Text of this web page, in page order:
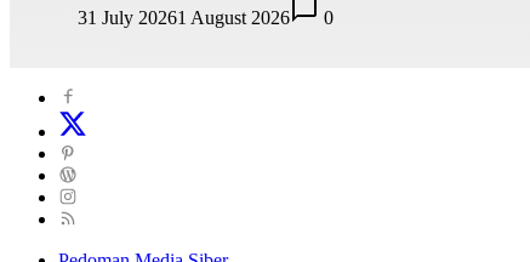
31 July 20261 August 2026 0